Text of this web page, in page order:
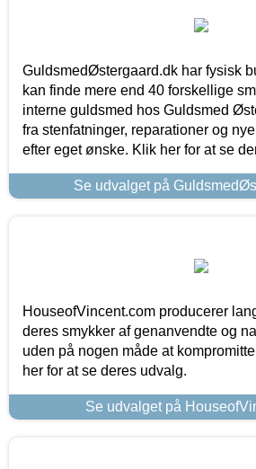
GuldsmedØstergaard.dk har fysisk
kan finde mere end 40 forskellige
interne guldsmed hos Guldsmed
fra stenfatninger, reparationer og
efter eget ønske. Klik her for at se
Se udvalget på
HouseofVincent.com producerer
deres smykker af genanvendte og
uden på nogen måde at
her for at se deres udvalg.
Se udvalget på